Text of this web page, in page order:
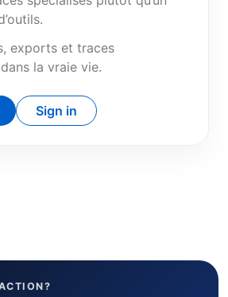
exports et traces
la vraie vie.
Sign in